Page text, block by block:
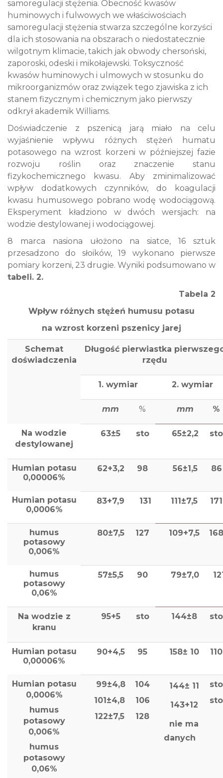
samoregulacji stężenia. Obecność kwasów
huminowych i fulwowych we właściwościach
samoregulacji stężenia stwarza szczególne korzyści
dla ich stosowania na obszarach o niedostatecznie
wilgotnym klimacie, takich jak obwody chersoński,
zaporoski, odeski i mikołajewski. Toksyczność
kwasów huminowych i ulmowych w stosunku do
mikroorganizmów oraz związek tego zjawiska z ich
stanem fizycznym i chemicznym jako pierwszy
odkrył akademik Williams.
Doświadczenie z pszenicą jarą miało na celu
wyjaśnienie wpływu różnych stężeń humatu
potasowego na wzrost korzeni w późniejszej fazie
rozwoju roślin oraz znaczenie stanu
fizykochemicznego kwasu. Aby zminimalizować
wpływ dodatkowych czynników, do koagulacji
kwasu humusowego pobrano wodę wodociągową.
Eksperyment kładziono w dwóch wersjach: na
wodzie destylowanej i wodociągowej.
8 marca nasiona ułożono na siatce, 16 sztuk
przesadzono do słoików, 19 wykonano pierwsze
pomiary korzeni, 23 drugie. Wyniki podsumowano w
tabeli. 2.
Tabela 2
Wpływ różnych stężeń humusu potasu
na wzrost korzeni pszenicy jarej
Schemat
doświadczenia
Długość pierwiastka
rzędu
1. wymiar 2. wymiar
mm % mm %
Na wodzie
destylowanej
63±5 sto 65±2,2 sto
Humian potasu
0,00006%
62+3,2 98 56±1,5 86
Humian potasu
0,0006%
83+7,9 131 111±7,5 171
humus
potasowy
0,006%
80±7,5 127 109+7,5 168
humus
potasowy
0,06%
57±5,5 90 79±7,0
Na wodzie z
kranu
95+5 sto 144±8 sto
Humian potasu
0,00006%
90+4,5 95 158± 10 110
Humian potasu
0,0006%
humus
potasowy
0,006%
humus
potasowy
0,06%
99±4,8
101±4,8
122±7,5
104
106
128
144± 11
143+12
nie ma
danych
sto
sto